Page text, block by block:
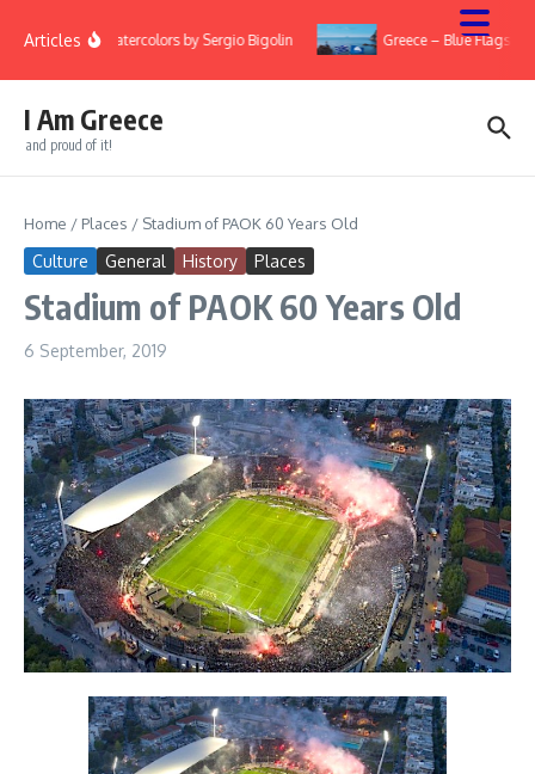
Articles
Watercolors by Sergio Bigolin Greece – Blue Flags
I Am Greece
and proud of it!
Home / Places / Stadium of PAOK 60 Years Old
Culture General History Places
Stadium of PAOK 60 Years Old
6 September, 2019